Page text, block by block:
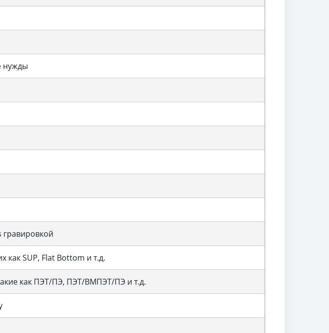
нужды
как SUP, Flat Bottom и т.д.
как ПЭТ/ПЭ, ПЭТ/ВМПЭТ/ПЭ и т.д.